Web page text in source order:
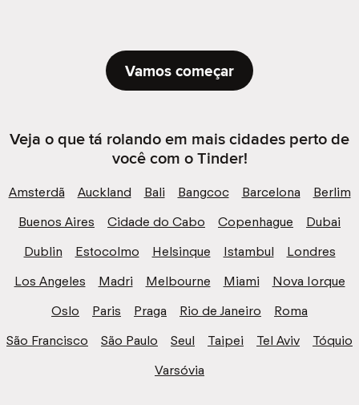
Vamos começar
Veja o que tá rolando em mais cidades perto de
você com o Tinder!
Amsterdã Auckland Bali Bangcoc Barcelona
Berlim
Buenos Aires
Cidade do Cabo Copenhague
Dubai
Dublin
Estocolmo Helsinque Istambul
Londres
Los Angeles
Madri Melbourne Miami
Nova Iorque
Oslo
Paris Praga Rio de Janeiro
Roma
São Francisco
São Paulo Seul Taipei Tel Aviv
Tóquio
Varsóvia